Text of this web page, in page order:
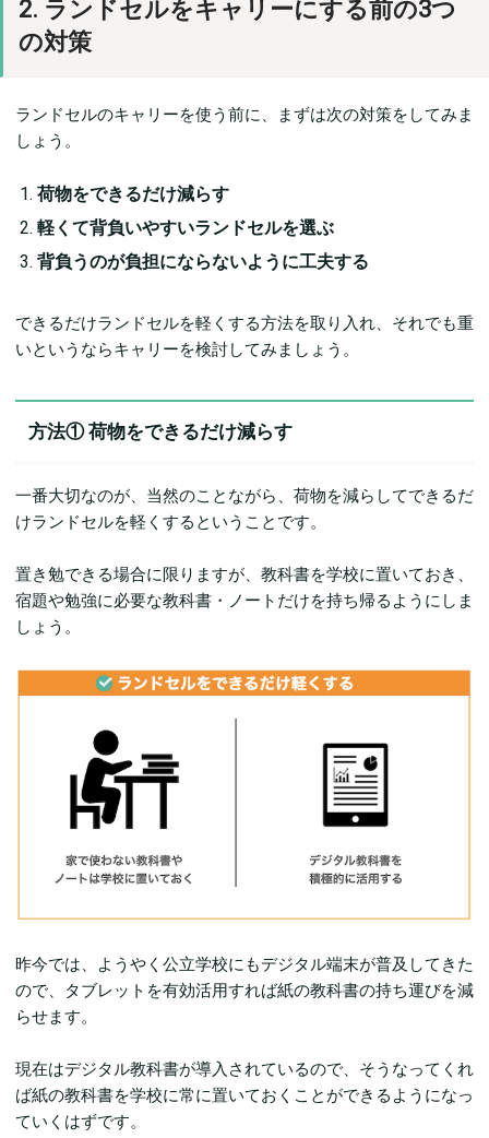
2. ランドセルをキャリーにする前の3つ
の対策
ランドセルのキャリーを使う前に、まずは次の対策をしてみま
しょう。
荷物をできるだけ減らす
軽くて背負いやすいランドセルを選ぶ
背負うのが負担にならないように工夫する
できるだけランドセルを軽くする方法を取り入れ、それでも重
いというならキャリーを検討してみましょう。
方法① 荷物をできるだけ減らす
一番大切なのが、当然のことながら、荷物を減らしてできるだ
けランドセルを軽くするということです。
置き勉できる場合に限りますが、教科書を学校に置いておき、
宿題や勉強に必要な教科書・ノートだけを持ち帰るようにしま
しょう。
昨今では、ようやく公立学校にもデジタル端末が普及してきた
ので、タブレットを有効活用すれば紙の教科書の持ち運びを減
らせます。
現在はデジタル教科書が導入されているので、そうなってくれ
ば紙の教科書を学校に常に置いておくことができるようになっ
ていくはずです。